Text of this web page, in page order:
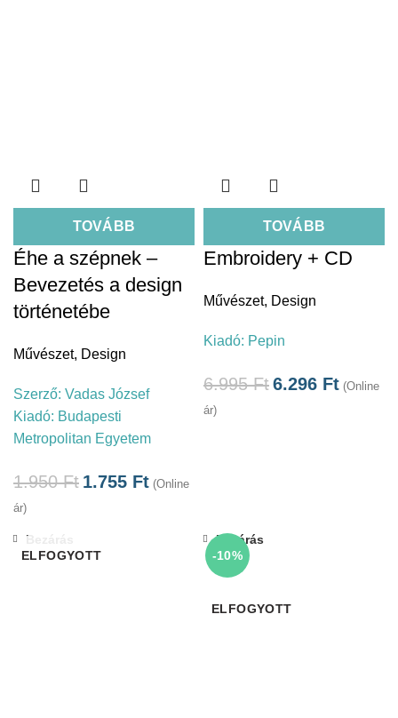
TOVÁBB
Éhe a szépnek –
Bevezetés a design
történetébe
Művészet, Design
Szerző: Vadas József
Kiadó: Budapesti
Metropolitan Egyetem
1.950Ft 1.755 Ft (Online
ár)
TOVÁBB
Embroidery + CD
Művészet, Design
Kiadó: Pepin
6.995Ft6.296 Ft (Online
ár)
ELFOGYOTT
Bezárás
-10%
ELFOGYOTT
Bezárás